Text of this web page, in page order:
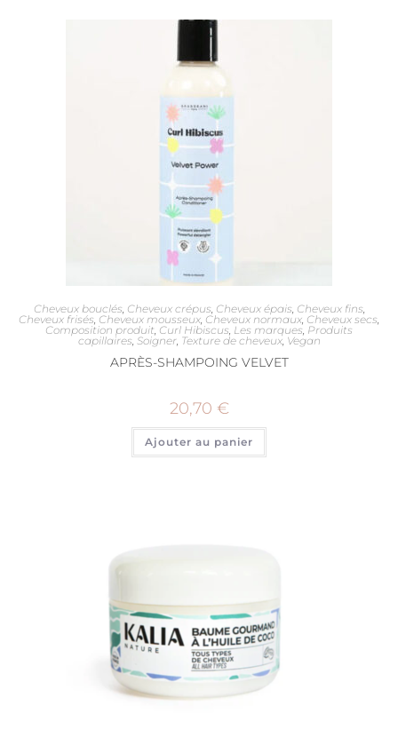
Cheveux bouclés Cheveux crépus Cheveux épais Cheveux fins
Cheveux frisés Cheveux mousseux Cheveux normaux Cheveux secs
Composition produit Curl Hibiscus Les marques Produits
capillaires Soigner, Texture de cheveux, Vegan
APRÈS-SHAMPOING VELVET
20,70 €
Ajouter au panier